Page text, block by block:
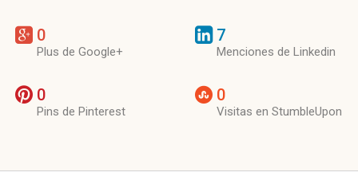
0
Plus de Google+
7
Menciones de Linkedin
0
Pins de Pinterest
0
Visitas en StumbleUpon